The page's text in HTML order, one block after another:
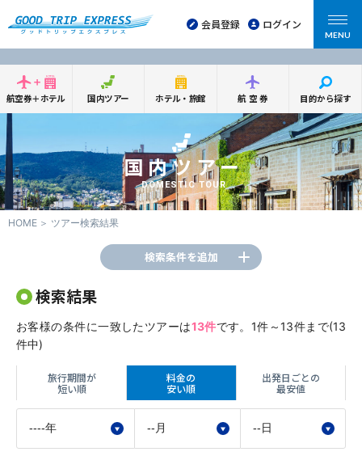
会員登録 ログイン
MENU
航空券＋ホテル 国内ツアー ホテル・旅館 航空券 目的から探す
国内ツアー
DOMESTIC TOUR
HOME ツアー検索結果
検索条件を追加
検索結果
お客様の条件に一致したツアーは13件です。1件～13件まで(13
件中)
旅行期間が
短い順
料金の
安い順
出発日ごとの
最安値